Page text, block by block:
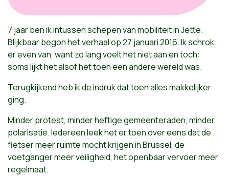
7 jaar ben ik intussen schepen van mobiliteit in Jette.
Blijkbaar begon het verhaal op 27 januari 2016. Ik schrok
er even van, want zo lang voelt het niet aan en toch:
soms lijkt het alsof het toen een andere wereld was.
Terugkijkend heb ik de indruk dat toen alles makkelijker
ging.
Minder protest, minder heftige gemeenteraden, minder
polarisatie. Iedereen leek het er toen over eens dat de
fietser meer ruimte mocht krijgen in Brussel, de
voetganger meer veiligheid, het openbaar vervoer meer
regelmaat.